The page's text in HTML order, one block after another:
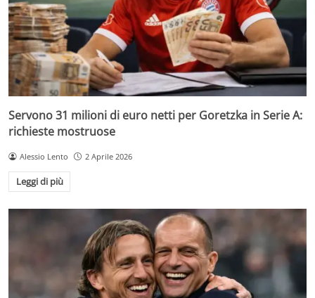
Servono 31 milioni di euro netti per Goretzka in Serie A:
richieste mostruose
Alessio Lento 2 Aprile 2026
Leggi di più